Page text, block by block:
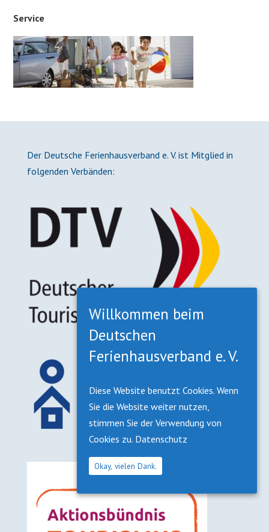
Service
Der Deutsche Ferienhausverband e. V. ist Mitglied in
folgenden Verbänden:
Willkommen beim
Deutschen
Ferienhausverband e. V.
Diese Website benutzt Cookies. Wenn
Sie die Website weiter nutzen,
stimmen Sie der Verwendung von
Cookies zu. Datenschutz
Okay, vielen Dank.